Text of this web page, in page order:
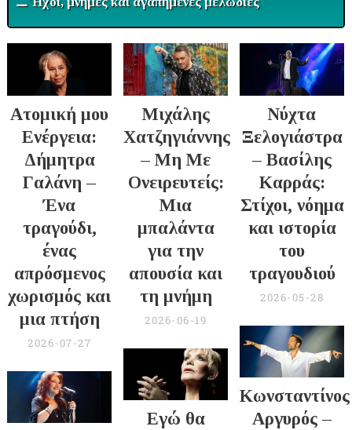
Ατομική μου
Ενέργεια:
Δήμητρα
Γαλάνη –
Ένα
τραγούδι,
ένας
απρόσμενος
χωρισμός και
μια πτήση
2026-07-27
Μιχάλης
Χατζηγιάννης
– Μη Με
Ονειρευτείς:
Μια
μπαλάντα
για την
απουσία και
τη μνήμη
2026-06-19
Νύχτα
Ξελογιάστρα
– Βασίλης
Καρράς:
Στίχοι, νόημα
και ιστορία
του
τραγουδιού
2026-05-28
Εγώ θα
Κωνσταντίνος
Αργυρός –